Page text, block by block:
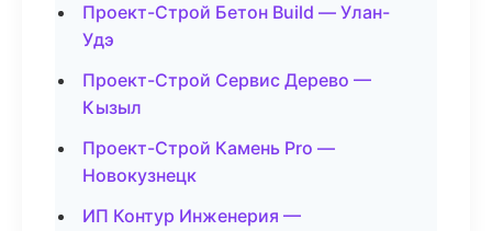
Проект-Строй Бетон Build — Улан-
Удэ
Проект-Строй Сервис Дерево —
Кызыл
Проект-Строй Камень Pro —
Новокузнецк
ИП Контур Инженерия —